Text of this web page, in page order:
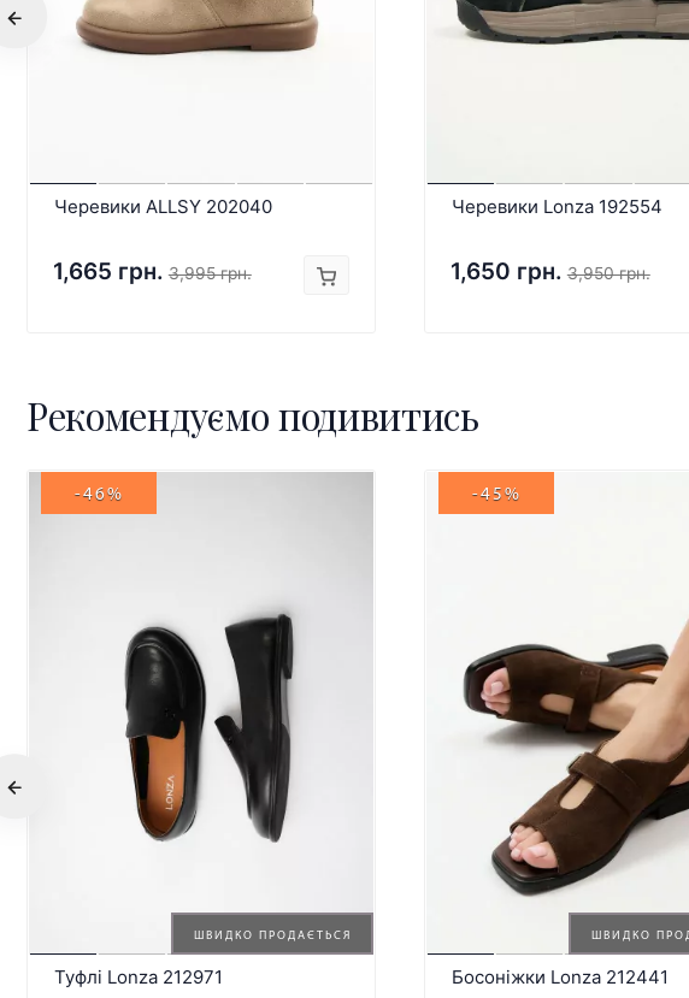
Черевики ALLSY 202040
1,665 грн. 3,995 грн.
Черевики Lonza 192554
1,650 грн. 3,950 грн.
Рекомендуємо подивитись
ШВИДКО ПРОДАЄТЬСЯ
-46%
Туфлі Lonza 212971
ШВИДКО
-45%
Босоніжки Lonza 212441